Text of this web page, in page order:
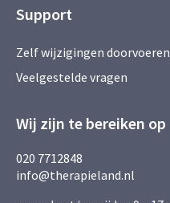
Support
Zelf wijzigingen doorvoeren
Veelgestelde vragen
Wij zijn te bereiken op
020 7712848
info@therapieland.nl